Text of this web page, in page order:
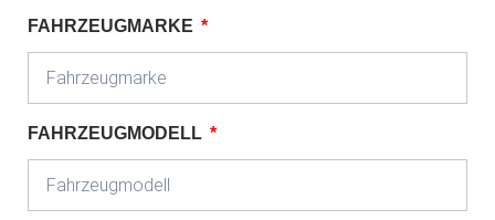
FAHRZEUGMARKE
FAHRZEUGMODELL